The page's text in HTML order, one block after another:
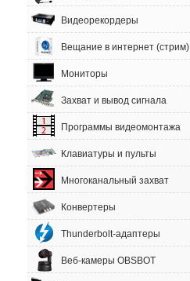
Видеорекордеры
Вещание в интернет (стрим)
Мониторы
Захват и вывод сигнала
Программы видеомонтажа
Клавиатуры и пульты
Многоканальный захват
Конвертеры
Thunderbolt-адаптеры
Веб-камеры OBSBOT